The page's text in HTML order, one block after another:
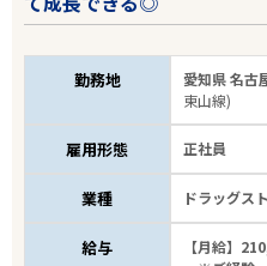
勤務地 愛知県 名
東山線)
雇用形態 正社員
業種 ドラッグス
給与
【月給】